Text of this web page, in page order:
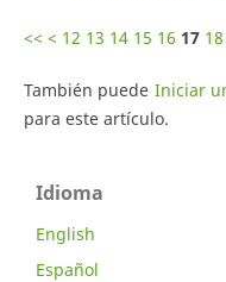
<< < 12 13 14 15 16 17 18
También puede Iniciar
para este artículo.
Idioma
English
Español